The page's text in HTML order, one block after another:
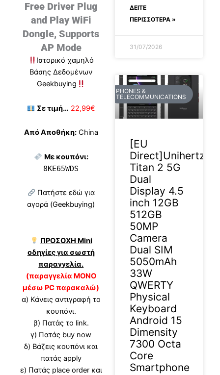
Free Driver Plug
and Play WiFi
Dongle, Supports
AP Mode
Ιστορικό χαμηλό
Βάσης Δεδομένων
Geekbuying
Σε τιμή… 22,99€
Από Αποθήκη:China
Με κουπόνι:
8KE65WDS
Πατήστε εδώ για
αγορά (Geekbuying)
ΠΡΟΣΟΧΗ Mini
οδηγίες για σωστή
παραγγελία.
(παραγγελία ΜΟΝΟ
μέσω PC παρακαλώ)
α) Κάνεις αντιγραφή το
κουπόνι.
β) Πατάς το link.
γ) Πατάς buy now
δ) Βάζεις κουπόνι και
πατάς apply
ε) Πατάς place order και
ΔΕΊΤΕ
ΠΕΡΙΣΣΟΤΕΡΑ »
31/07/2026
PHONES &
TELECOMMUNICATIONS
[EU
Direct]Unihertz
Titan 2 5G
Dual
Display 4.5
inch 12GB
512GB
50MP
Camera
Dual SIM
5050mAh
33W
QWERTY
Physical
Keyboard
Android 15
Dimensity
7300 Octa
Core
Smartphone